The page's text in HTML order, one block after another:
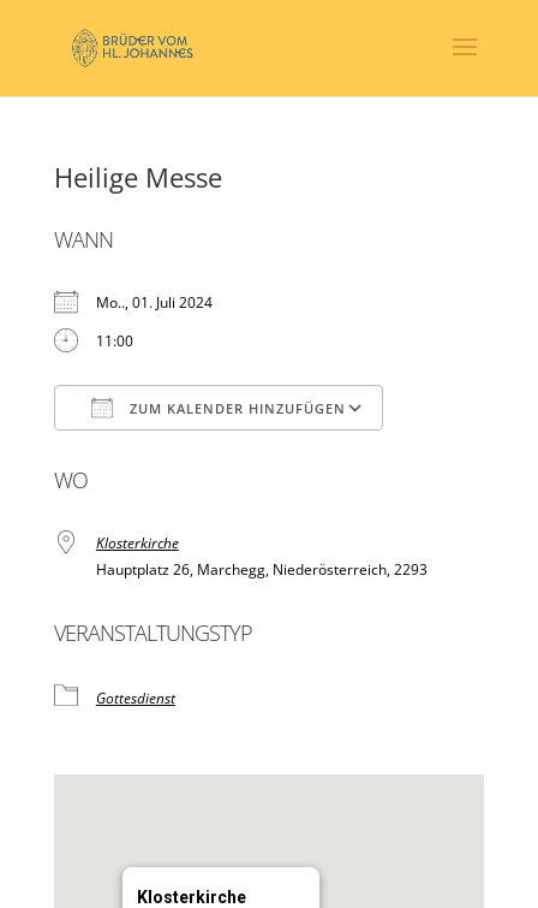
Heilige Messe
WANN
Mo.., 01. Juli 2024
11:00
ZUM KALENDER HINZUFÜGEN
WO
Klosterkirche
Hauptplatz 26, Marchegg, Niederösterreich, 2293
VERANSTALTUNGSTYP
Gottesdienst
Klosterkirche